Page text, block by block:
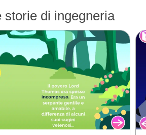
storie di ingegneria